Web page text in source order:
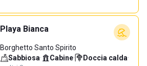
Playa Bianca
Borghetto Santo Spirito
Sabbiosa· Cabine· Doccia calda·